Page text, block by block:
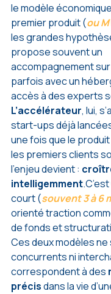
le modèle
premier produit (ou
les grandes
propose souvent un
accompagnement
parfois avec un
accès à des experts
L’accélérateur, lui,
start-ups déjà
une fois que le
les premiers clients
l’enjeu devient :
intelligemment
court (souvent 3 à 6
orienté traction
de fonds et
Ces deux modèles ne
concurrents ni
correspondent à des
précis dans la vie